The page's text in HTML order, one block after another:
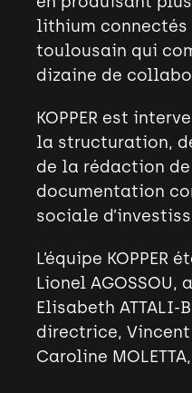
lithium
toulousain qui
dizaine de
KOPPER est
la structuration,
de la rédaction
documentation
sociale
L’équipe KOPPER
Lionel AGOSSOU,
Elisabeth ATTALI-
directrice, Vincent
Caroline